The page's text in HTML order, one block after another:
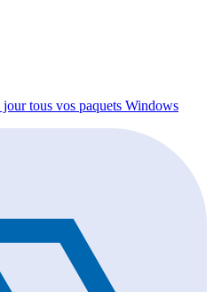
tous vos paquets Windows